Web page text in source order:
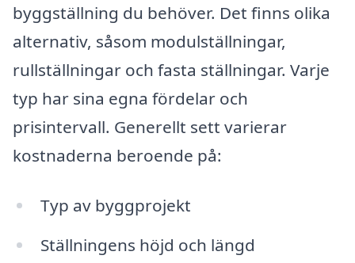
byggställning du behöver. Det finns olika
alternativ, såsom modulställningar,
rullställningar och fasta ställningar. Varje
typ har sina egna fördelar och
prisintervall. Generellt sett varierar
kostnaderna beroende på:
Typ av byggprojekt
Ställningens höjd och längd